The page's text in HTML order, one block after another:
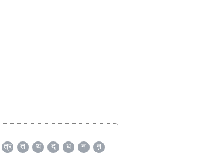
त्र त थ द ध न
ऩ